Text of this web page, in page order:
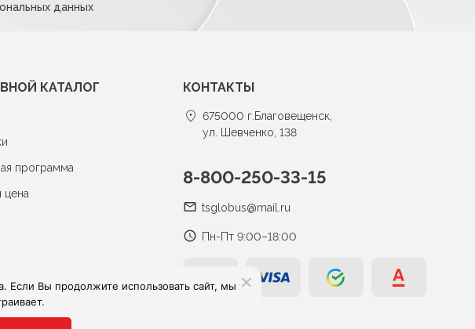
данных
КАТАЛОГ
программа
цена
КОНТАКТЫ
675000 г.Благовещенск,
ул. Шевченко, 138
8-800-250-33-15
tsglobus@mail.ru
Пн-Пт 9:00–18:00
Если Вы продолжите использовать сайт, мы